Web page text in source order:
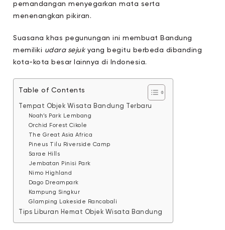
pemandangan menyegarkan mata serta
menenangkan pikiran.
Suasana khas pegunungan ini membuat Bandung
memiliki udara sejukyang begitu berbeda dibanding
kota-kota besar lainnya di Indonesia.
Table of Contents
Tempat Objek Wisata Bandung Terbaru
Noah’s Park Lembang
Orchid Forest Cikole
The Great Asia Africa
Pineus Tilu Riverside Camp
Sarae Hills
Jembatan Pinisi Park
Nimo Highland
Dago Dreampark
Kampung Singkur
Glamping Lakeside Rancabali
Tips Liburan Hemat Objek Wisata Bandung